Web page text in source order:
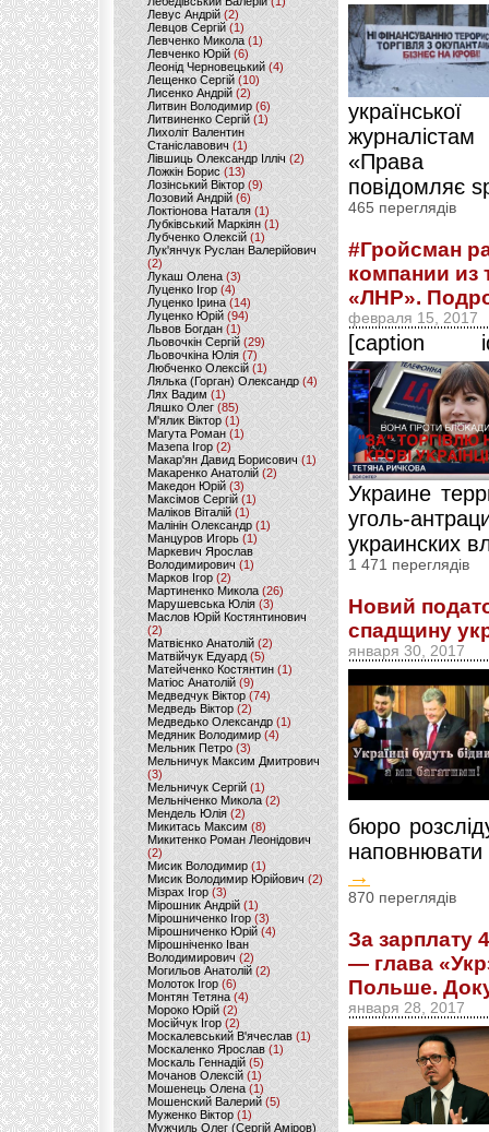
Левус Андрій(2)
Левцов Сергій (1)
Левченко Микола (1)
Левченко Юрій (6)
Леонід Черновецький (4)
Лещенко Сергій (10)
Лисенко Андрій (2)
Литвин Володимир (6)
Литвиненко Сергій (1)
Лихоліт Валентин
Станіславович (1)
Лівшиць Олександр Ілліч (2)
Ложкін Борис(13)
Лозінський Віктор(9)
Лозовий Андрій (6)
Локтіонова Наталя (1)
Лубківський Маркіян(1)
Лубченко Олексій (1)
Лук'янчук Руслан Валерійович
(2)
Лукаш Олена (3)
Луценко Ігор (4)
Луценко Ірина (14)
Луценко Юрій (94)
Львов Богдан (1)
Льовочкін Сергій (29)
Льовочкіна Юлія(7)
Любченко Олексій(1)
Лялька (Горган) Олександр(4)
Лях Вадим (1)
Ляшко Олег (85)
М'ялик Віктор(1)
Магута Роман(1)
Мазепа Ігор (2)
Макар'ян Давид Борисович(1)
Макаренко Анатолій (2)
Македон Юрій(3)
Максімов Сергій (1)
Маліков Віталій (1)
Малінін Олександр (1)
Манцуров Игорь (1)
Маркевич Ярослав
Володимирович (1)
Марков Ігор (2)
Мартиненко Микола (26)
Марушевська Юлія (3)
Маслов Юрій Костянтинович
(2)
Матвієнко Анатолій (2)
Матвійчук Едуард(5)
Матейченко Костянтин (1)
Матіос Анатолій (9)
Медведчук Віктор(74)
Медведь Віктор (2)
Медведько Олександр (1)
Медяник Володимир(4)
Мельник Петро (3)
Мельничук Максим Дмитрович
(3)
Мельничук Сергій (1)
Мельніченко Микола (2)
Мендель Юлія (2)
Микитась Максим (8)
Микитенко Роман Леонідович
(2)
Мисик Володимир (1)
Мисик Володимир Юрійович(2)
Мізрах Ігор(3)
Мірошник Андрій(1)
Мірошниченко Ігор (3)
Мірошниченко Юрій(4)
Мірошніченко Іван
Володимирович (2)
Могильов Анатолій (2)
Молоток Ігор (6)
Монтян Тетяна (4)
Мороко Юрій(2)
Мосійчук Ігор (2)
Москалевський В'ячеслав (1)
Москаленко Ярослав (1)
Москаль Геннадій (5)
Мочанов Олексій(1)
Мошенець Олена(1)
Мошенский Валерий (5)
Муженко Віктор (1)
Мужчиль Олег (Сергій Аміров)
«Права
повідомляє
465 переглядів
#Гройсман
компании из
«ЛНР».
февраля 15, 2017
[caption
Украине
уголь-
украинских
1 471 переглядів
Новий
спадщину
января 30, 2017
бюро
→
870 переглядів
За зарплату
— глава
Польше.
января 28, 2017